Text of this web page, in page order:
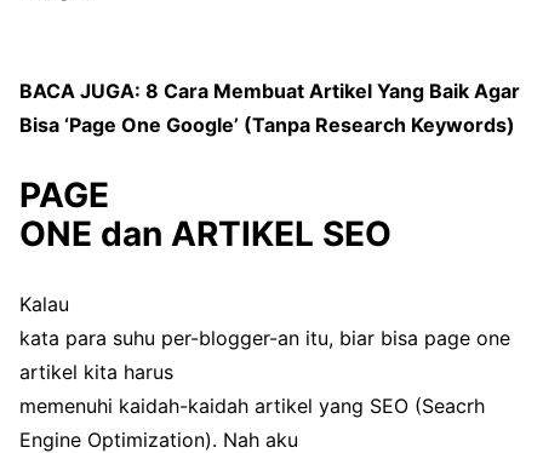
BACA JUGA: 8 Cara Membuat Artikel Yang Baik Agar
Bisa ‘Page One Google’ (Tanpa Research Keywords)
PAGE
ONE dan ARTIKEL SEO
Kalau
kata para suhu per-blogger-an itu, biar bisa page one
artikel kita harus
memenuhi kaidah-kaidah artikel yang SEO (Seacrh
Engine Optimization). Nah aku